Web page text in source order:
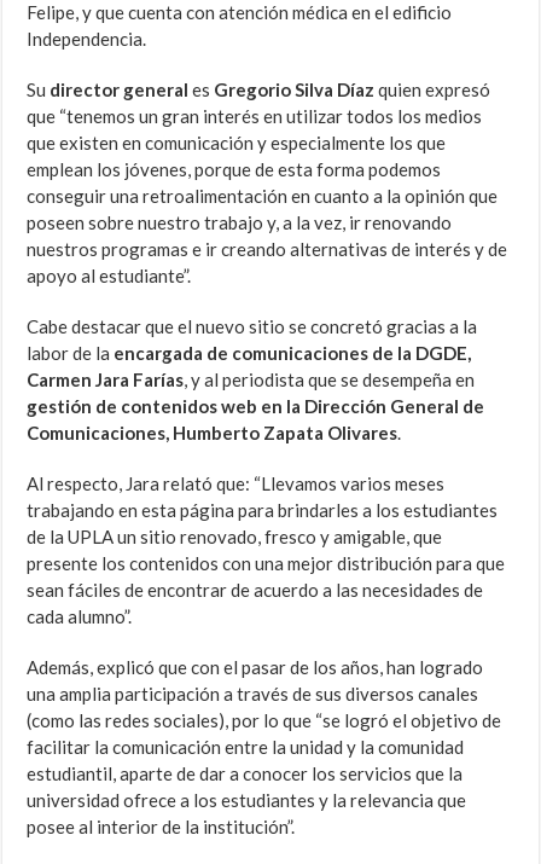
Felipe, y que cuenta con atención médica en el edificio
Independencia.
Su director generales Gregorio Silva Díazquien expresó
que “tenemos un gran interés en utilizar todos los medios
que existen en comunicación y especialmente los que
emplean los jóvenes, porque de esta forma podemos
conseguir una retroalimentación en cuanto a la opinión que
poseen sobre nuestro trabajo y, a la vez, ir renovando
nuestros programas e ir creando alternativas de interés y de
apoyo al estudiante”.
Cabe destacar que el nuevo sitio se concretó gracias a la
labor de la encargada de comunicaciones de la DGDE,
Carmen Jara Farías, y al periodista que se desempeña en
gestión de contenidos web en la Dirección General de
Comunicaciones, Humberto Zapata Olivares.
Al respecto, Jara relató que: “Llevamos varios meses
trabajando en esta página para brindarles a los estudiantes
de la UPLA un sitio renovado, fresco y amigable, que
presente los contenidos con una mejor distribución para que
sean fáciles de encontrar de acuerdo a las necesidades de
cada alumno”.
Además, explicó que con el pasar de los años, han logrado
una amplia participación a través de sus diversos canales
(como las redes sociales), por lo que “se logró el objetivo de
facilitar la comunicación entre la unidad y la comunidad
estudiantil, aparte de dar a conocer los servicios que la
universidad ofrece a los estudiantes y la relevancia que
posee al interior de la institución”.